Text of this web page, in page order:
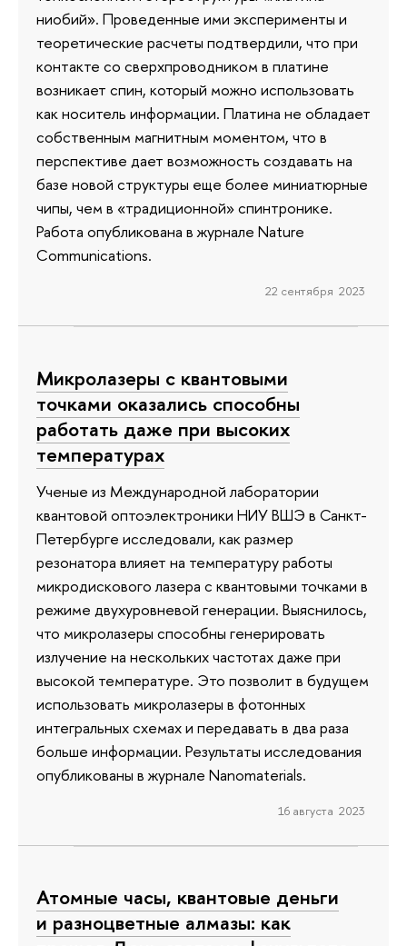
ниобий». Проведенные ими эксперименты и
теоретические расчеты подтвердили, что при
контакте со сверхпроводником в платине
возникает спин, который можно использовать
как носитель информации. Платина не обладает
собственным магнитным моментом, что в
перспективе дает возможность создавать на
базе новой структуры еще более миниатюрные
чипы, чем в «традиционной» спинтронике.
Работа опубликована в журнале Nature
Communications.
22 сентября 2023
Микролазеры с квантовыми
точками оказались способны
работать даже при высоких
температурах
Ученые из Международной лаборатории
квантовой оптоэлектроники НИУ ВШЭ в Санкт-
Петербурге исследовали, как размер
резонатора влияет на температуру работы
микродискового лазера с квантовыми точками в
режиме двухуровневой генерации. Выяснилось,
что микролазеры способны генерировать
излучение на нескольких частотах даже при
высокой температуре. Это позволит в будущем
использовать микролазеры в фотонных
интегральных схемах и передавать в два раза
больше информации. Результаты исследования
опубликованы в журнале Nanomaterials.
16 августа 2023
Атомные часы, квантовые деньги
и разноцветные алмазы: как